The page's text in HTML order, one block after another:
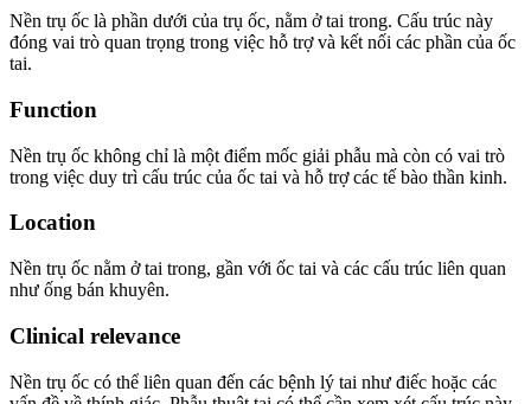
Nền trụ ốc là phần dưới của trụ ốc, nằm ở tai trong. Cấu trúc này
đóng vai trò quan trọng trong việc hỗ trợ và kết nối các phần của ốc
tai.
Function
Nền trụ ốc không chỉ là một điểm mốc giải phẫu mà còn có vai trò
trong việc duy trì cấu trúc của ốc tai và hỗ trợ các tế bào thần kinh.
Location
Nền trụ ốc nằm ở tai trong, gần với ốc tai và các cấu trúc liên quan
như ống bán khuyên.
Clinical relevance
Nền trụ ốc có thể liên quan đến các bệnh lý tai như điếc hoặc các